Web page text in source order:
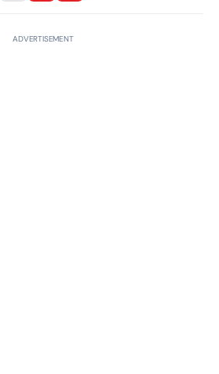
ADVERTISEMENT